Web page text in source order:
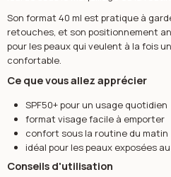
Son format 40 ml est pratique à
retouches, et son positionnement
pour les peaux qui veulent à la fois
confortable.
Ce que vous allez apprécier
SPF50+ pour un usage quotidien
format visage facile à emporter
confort sous la routine du matin
idéal pour les peaux exposées
Conseils d'utilisation